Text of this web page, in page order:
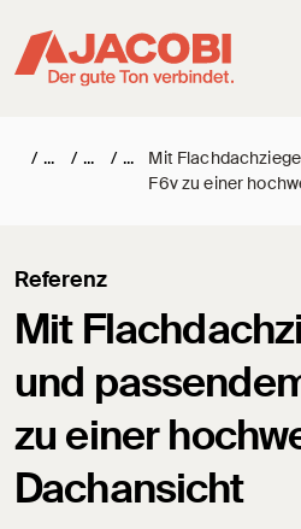
/ / /
Mit
F6v zu einer
Mit
und
zu einer
Dachansicht
Referenz